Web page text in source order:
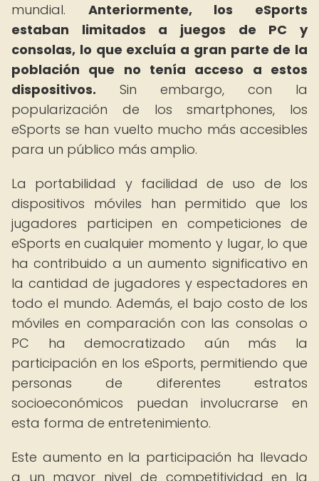
mundial. Anteriormente, los eSports
estaban limitados a juegos de PC y
consolas, lo que excluía a gran parte de la
población que no tenía acceso a estos
dispositivos. Sin embargo, con la
popularización de los smartphones, los
eSports se han vuelto mucho más accesibles
para un público más amplio.
La portabilidad y facilidad de uso de los
dispositivos móviles han permitido que los
jugadores participen en competiciones de
eSports en cualquier momento y lugar, lo que
ha contribuido a un aumento significativo en
la cantidad de jugadores y espectadores en
todo el mundo. Además, el bajo costo de los
móviles en comparación con las consolas o
PC ha democratizado aún más la
participación en los eSports, permitiendo que
personas de diferentes estratos
socioeconómicos puedan involucrarse en
esta forma de entretenimiento.
Este aumento en la participación ha llevado
a un mayor nivel de competitividad en la